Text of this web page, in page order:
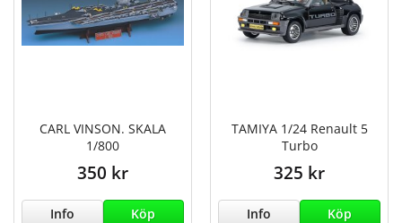
CARL VINSON. SKALA
1/800
350 kr
Info Köp
TAMIYA 1/24 Renault 5
Turbo
325 kr
Info Köp